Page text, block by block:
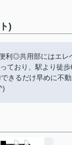
)
利◎共用部にはエ
ており、駅より徒
るだけ早めに不